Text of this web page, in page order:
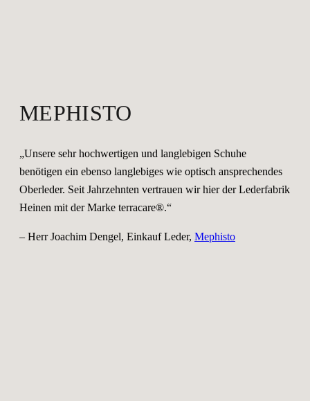
MEPHISTO
„Unsere sehr hochwertigen und langlebigen Schuhe
benötigen ein ebenso langlebiges wie optisch ansprechendes
Oberleder. Seit Jahrzehnten vertrauen wir hier der Lederfabrik
Heinen mit der Marke terracare®.“
– Herr Joachim Dengel, Einkauf Leder, Mephisto